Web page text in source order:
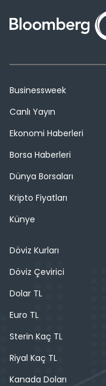
Businessweek
Canlı Yayın
Ekonomi Haberleri
Borsa Haberleri
Dünya Borsaları
Kripto Fiyatları
Künye
Döviz Kurları
Döviz Çevirici
Dolar TL
Euro TL
Sterin Kaç TL
Riyal Kaç TL
Kanada Doları